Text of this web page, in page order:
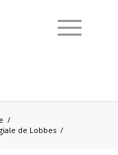
/
de Lobbes /